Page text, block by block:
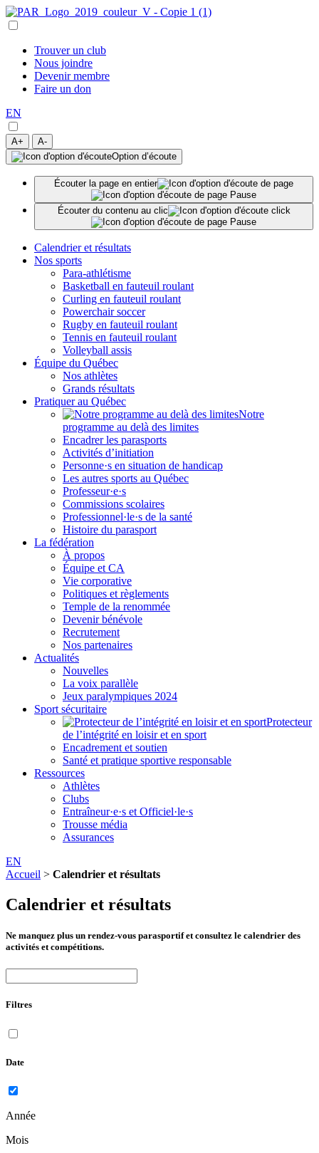
Trouver un club
Nous joindre
Devenir membre
Faire un don
EN
A+
A-
Option d’écoute
Écouter la page en entier
Écouter du contenu au clic
Calendrier et résultats
Nos sports
Para-athlétisme
Basketball en fauteuil roulant
Curling en fauteuil roulant
Powerchair soccer
Rugby en fauteuil roulant
Tennis en fauteuil roulant
Volleyball assis
Équipe du Québec
Nos athlètes
Grands résultats
Pratiquer au Québec
Notre
programme au delà des limites
Encadrer les parasports
Activités d’initiation
Personne·s en situation de handicap
Les autres sports au Québec
Professeur·e·s
Commissions scolaires
Professionnel·le·s de la santé
Histoire du parasport
La fédération
À propos
Équipe et CA
Vie corporative
Politiques et règlements
Temple de la renommée
Devenir bénévole
Recrutement
Nos partenaires
Actualités
Nouvelles
La voix parallèle
Jeux paralympiques 2024
Sport sécuritaire
Protecteur
de l’intégrité en loisir et en sport
Encadrement et soutien
Santé et pratique sportive responsable
Ressources
Athlètes
Clubs
Entraîneur·e·s et Officiel·le·s
Trousse média
Assurances
EN
Accueil > Calendrier et résultats
Calendrier et résultats
Ne manquez plus un rendez-vous parasportif et consultez le calendrier des
activités et compétitions.
Filtres
Date
Année
Mois